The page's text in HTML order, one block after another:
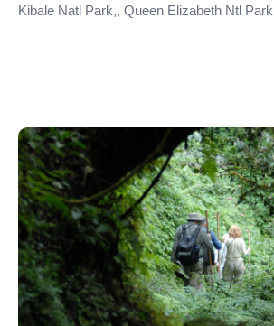
Kibale Natl Park,, Queen Elizabeth Ntl